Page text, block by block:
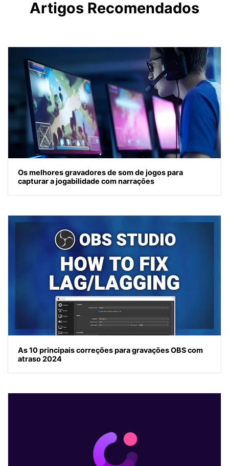
Artigos Recomendados
Os melhores gravadores de som de jogos para
capturar a jogabilidade com narrações
As 10 principais correções para gravações OBS com
atraso 2024